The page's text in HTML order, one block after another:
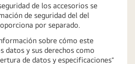
de los accesorios se
de seguridad del del
por separado.
sobre cómo este
datos y sus derechos como
de datos y especificaciones″